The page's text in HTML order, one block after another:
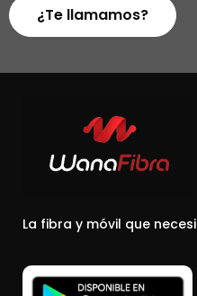
¿Te llamamos?
La fibra y móvil que